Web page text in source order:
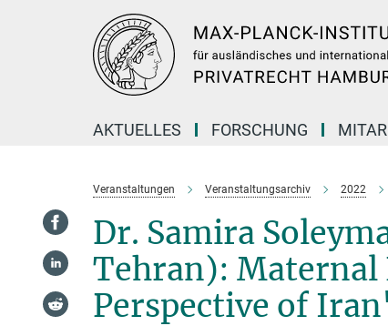
AKTUELLES FORSCHUNG
Veranstaltungen Veranstaltungsarchiv 2022
Dr. Samira
Tehran): Maternal
Perspective of